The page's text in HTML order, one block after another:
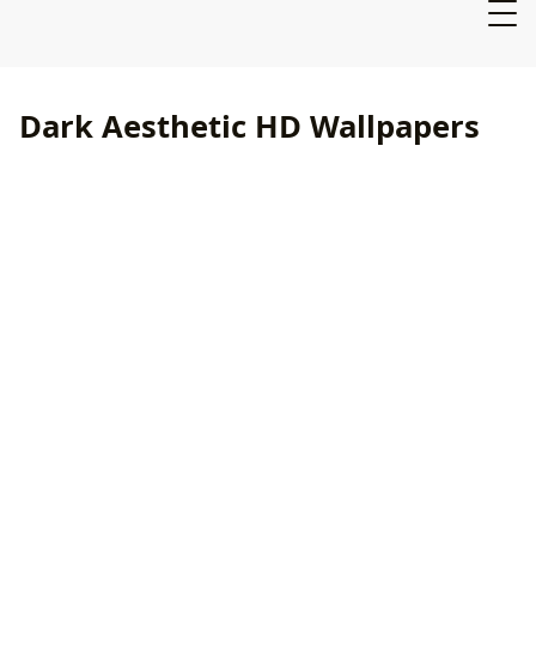
Dark Aesthetic HD Wallpapers